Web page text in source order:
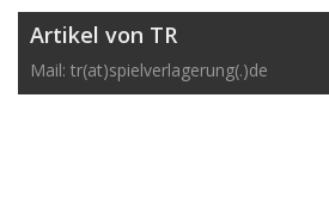
Artikel von TR
Mail: tr(at)spielverlagerung(.)de